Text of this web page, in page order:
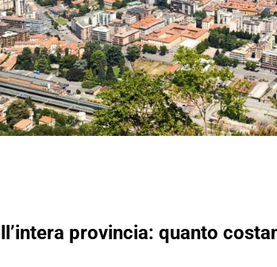
provincia: quanto